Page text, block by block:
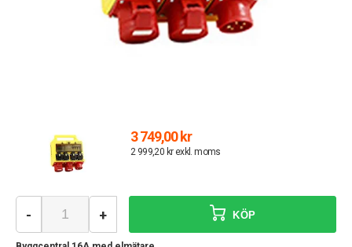
3 749,00 kr
2 999,20 kr exkl. moms
- + KÖP